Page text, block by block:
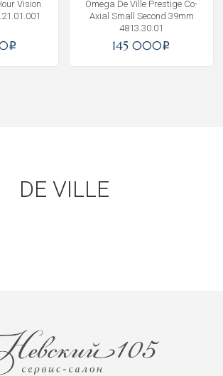
Vision
i
Omega De Ville Prestige Co-
Axial Small Second 39mm
4813.30.01
145 000i
DE VILLE